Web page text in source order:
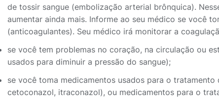
de tossir sangue (embolização arterial brônquica).
aumentar ainda mais. Informe ao seu médico se você
(anticoagulantes). Seu médico irá monitorar a
se você tem problemas no coração, na circulação ou
usados para diminuir a pressão do sangue);
se você toma medicamentos usados para o
cetoconazol, itraconazol), ou medicamentos para o